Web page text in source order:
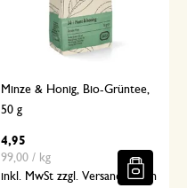
Minze & Honig, Bio-Grüntee,
50 g
4,95
99,00 / kg
inkl. MwSt zzgl. Versandkosten